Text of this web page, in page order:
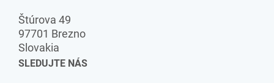
Štúrova 49
97701 Brezno
Slovakia
SLEDUJTE NÁS